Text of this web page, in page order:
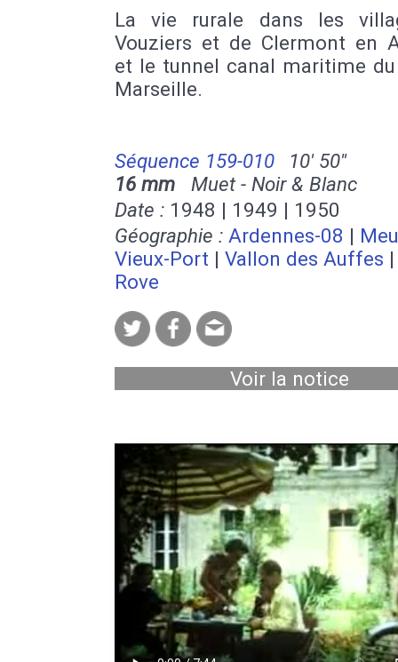
La vie rurale dans les
Vouziers et de Clermont en
et le tunnel canal maritime du
Marseille.
Séquence 159-010
10' 50''
16 mm Muet - Noir & Blanc
Date : 1948 | 1949 | 1950
Géographie : Ardennes-08 |
Vieux-Port | Vallon des Auffes
Rove
Voir la notice